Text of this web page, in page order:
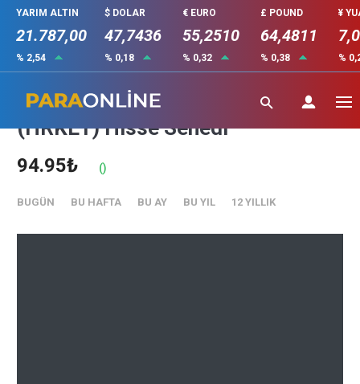
YARIM ALTIN
21.787,00
% 2,54
$ DOLAR
47,7436
% 0,18
€ EURO
55,2510
% 0,32
£ POUND
64,4811
% 0,38
¥
%
HAREKET PROJE TASIMACILIGI
(HRKET) Hisse Senedi
94.95₺ ()
BUGÜN BU HAFTA BU AY BU YIL 12 YILLIK